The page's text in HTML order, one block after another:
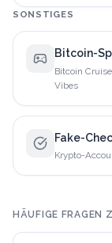
SONSTIGES
Bitcoin-
Bitcoin
Vibes
Fake-
Krypto-
HÄUFIGE FRAGEN